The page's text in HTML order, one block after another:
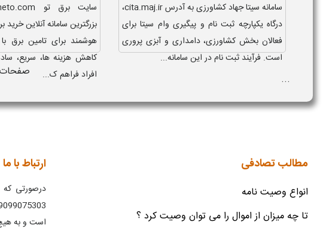
سامانه سیتا جهاد کشاورزی به آدرس cita.maj.ir،
درگاه یکپارچه ثبت نام و پیگیری وام سیتا برای
فعالان بخش کشاورزی، دامداری و آبزی پروری
است. فرآیند ثبت نام در این سامانه...
بزرگترین سامانه آنلاین
هوشمند برای تامین برق
کاهش هزینه ها، سریع،
افراد فراهم ک...
...
مطالب تصادفی
انواع وصیت نامه
تا چه میزان از اموال را می توان وصیت کرد ؟
ارتباط با ما
درصورتی که
است و به